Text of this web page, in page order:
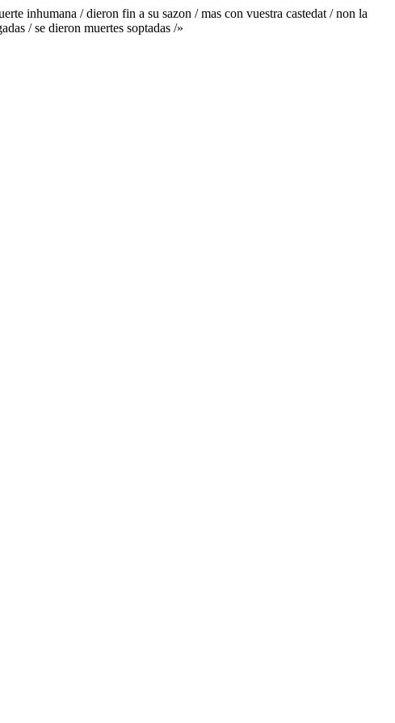
inhumana / dieron fin a su sazon / mas con vuestra castedat / non la
/ se dieron muertes soptadas /»